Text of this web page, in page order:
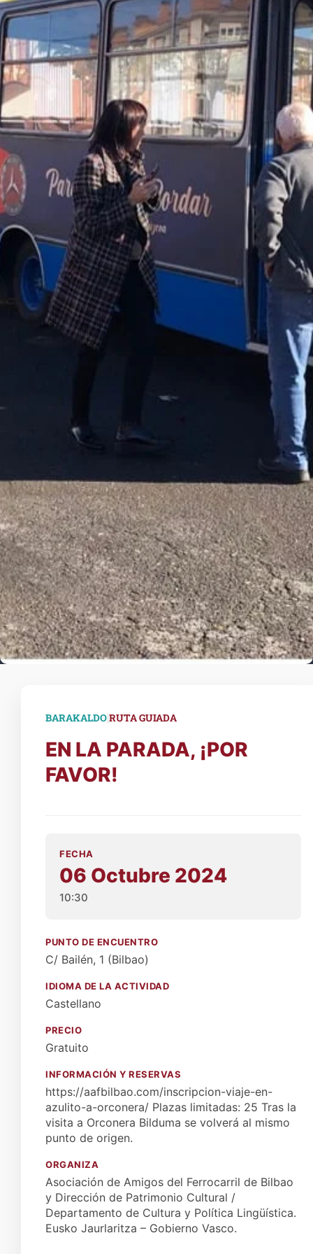
BARAKALDO|RUTA GUIADA
EN LA PARADA, ¡POR
FAVOR!
FECHA
06 Octubre 2024
10:30
PUNTO DE ENCUENTRO
C/ Bailén, 1 (Bilbao)
IDIOMA DE LA ACTIVIDAD
Castellano
PRECIO
Gratuito
INFORMACIÓN Y RESERVAS
https://aafbilbao.com/inscripcion-viaje-en-
azulito-a-orconera/ Plazas limitadas: 25 Tras la
visita a Orconera Bilduma se volverá al mismo
punto de origen.
ORGANIZA
Asociación de Amigos del Ferrocarril de Bilbao
y Dirección de Patrimonio Cultural /
Departamento de Cultura y Política Lingüística.
Eusko Jaurlaritza – Gobierno Vasco.